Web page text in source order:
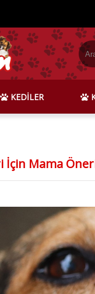
KEDİLER
İçin Mama